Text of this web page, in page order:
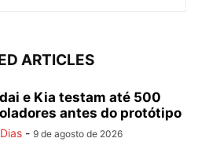
ARTICLES
e Kia testam até 500
antes do protótipo
- 9 de agosto de 2026